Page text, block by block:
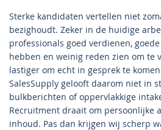
Sterke kandidaten vertellen niet
bezighoudt. Zeker in de huidige
professionals goed verdienen,
hebben en weinig reden zien om te
lastiger om echt in gesprek te
SalesSupply gelooft daarom niet in
bulkberichten of oppervlakkige
Recruitment draait om persoonlijke
inhoud. Pas dan krijgen wij scherp